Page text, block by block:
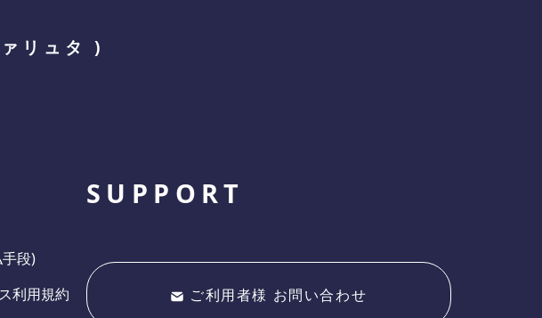
ァリュタ)
段)
利用規約
SUPPORT
ご利用者様 お問い合わせ